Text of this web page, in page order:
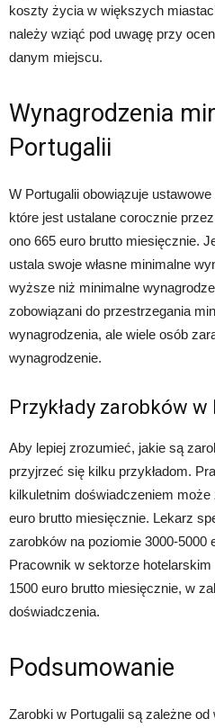
koszty życia w większych
należy wziąć pod uwagę przy
danym miejscu.
Wynagrodzenia
Portugalii
W Portugalii obowiązuje
które jest ustalane corocznie
ono 665 euro brutto miesięcznie.
ustala swoje własne minimalne
wyższe niż minimalne
zobowiązani do przestrzegania
wynagrodzenia, ale wiele osób
wynagrodzenie.
Przykłady zarobków
Aby lepiej zrozumieć, jakie są
przyjrzeć się kilku przykładom.
kilkuletnim doświadczeniem może
euro brutto miesięcznie. Lekarz
zarobków na poziomie 3000-5000
Pracownik w sektorze
1500 euro brutto miesięcznie, w
doświadczenia.
Podsumowanie
Zarobki w Portugalii są zależne